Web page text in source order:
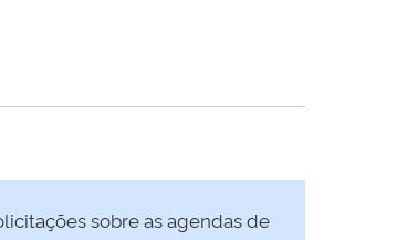
sobre as agendas de